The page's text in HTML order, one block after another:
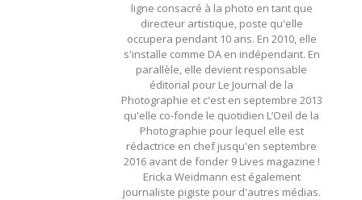
ligne consacré à la photo en tant que
directeur artistique, poste qu'elle
occupera pendant 10 ans. En 2010, elle
s'installe comme DA en indépendant. En
parallèle, elle devient responsable
éditorial pour Le Journal de la
Photographie et c'est en septembre 2013
qu'elle co-fonde le quotidien L’Oeil de la
Photographie pour lequel elle est
rédactrice en chef jusqu'en septembre
2016 avant de fonder 9 Lives magazine !
Ericka Weidmann est également
journaliste pigiste pour d'autres médias.